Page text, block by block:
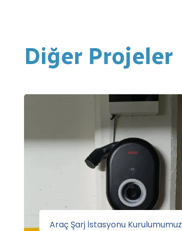
Diğer Projeler
Araç Şarj İstasyonu Kurulumumuz